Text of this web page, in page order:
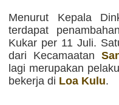
Menurut Kepala
terdapat
Kukar per 11 Juli.
dari Kecamaatan
lagi merupakan
bekerja di Loa Kulu.